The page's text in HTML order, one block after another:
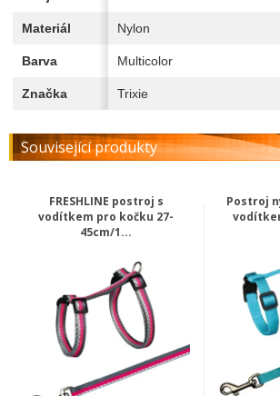
Materiál Nylon
Barva Multicolor
Značka Trixie
Související produkty
FRESHLINE postroj s
vodítkem pro kočku 27-
45cm/1...
Postroj